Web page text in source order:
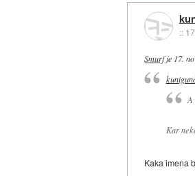
::
Smurfje 17.
A
Kar
Kaka imena